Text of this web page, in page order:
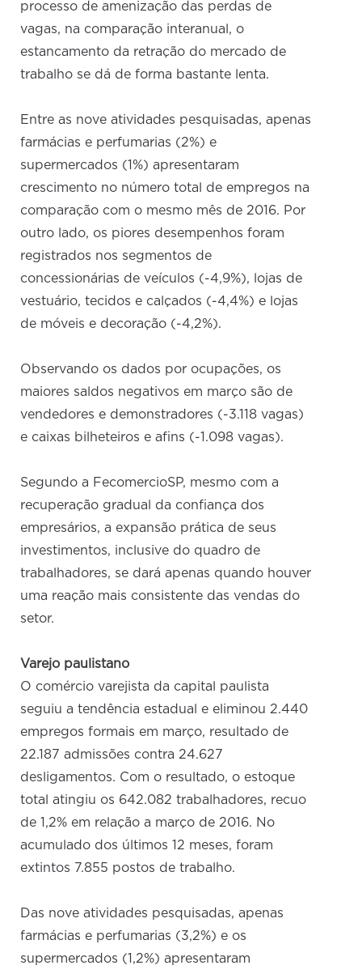
processo de amenização das perdas de
vagas, na comparação interanual, o
estancamento da retração do mercado de
trabalho se dá de forma bastante lenta.
Entre as nove atividades pesquisadas, apenas
farmácias e perfumarias (2%) e
supermercados (1%) apresentaram
crescimento no número total de empregos na
comparação com o mesmo mês de 2016. Por
outro lado, os piores desempenhos foram
registrados nos segmentos de
concessionárias de veículos (-4,9%), lojas de
vestuário, tecidos e calçados (-4,4%) e lojas
de móveis e decoração (-4,2%).
Observando os dados por ocupações, os
maiores saldos negativos em março são de
vendedores e demonstradores (-3.118 vagas)
e caixas bilheteiros e afins (-1.098 vagas).
Segundo a FecomercioSP, mesmo com a
recuperação gradual da confiança dos
empresários, a expansão prática de seus
investimentos, inclusive do quadro de
trabalhadores, se dará apenas quando houver
uma reação mais consistente das vendas do
setor.
Varejo paulistano
O comércio varejista da capital paulista
seguiu a tendência estadual e eliminou 2.440
empregos formais em março, resultado de
22.187 admissões contra 24.627
desligamentos. Com o resultado, o estoque
total atingiu os 642.082 trabalhadores, recuo
de 1,2% em relação a março de 2016. No
acumulado dos últimos 12 meses, foram
extintos 7.855 postos de trabalho.
Das nove atividades pesquisadas, apenas
farmácias e perfumarias (3,2%) e os
supermercados (1,2%) apresentaram